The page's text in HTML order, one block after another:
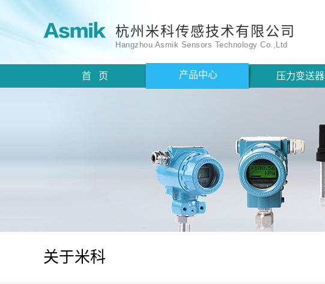
杭州米科传感技术有限公司
Hangzhou Asmik Sensors Technology Co.,Ltd
首 页 产品中心 压力变送器
关于米科